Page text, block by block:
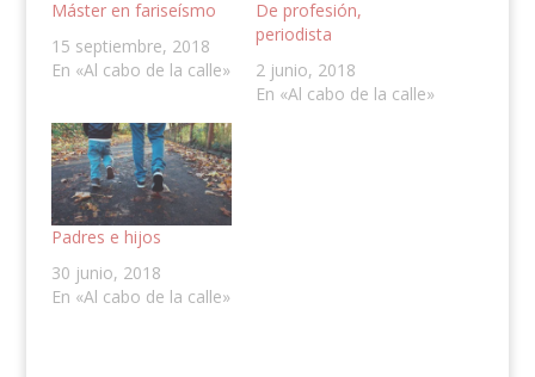
Máster en fariseísmo
15 septiembre, 2018
En «Al cabo de la calle»
De profesión,
periodista
2 junio, 2018
En «Al cabo de la calle»
Padres e hijos
30 junio, 2018
En «Al cabo de la calle»